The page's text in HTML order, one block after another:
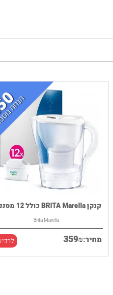
קנקן BRITA Marella כולל 12 מסנני...
Brita Marella
מחיר: 359₪